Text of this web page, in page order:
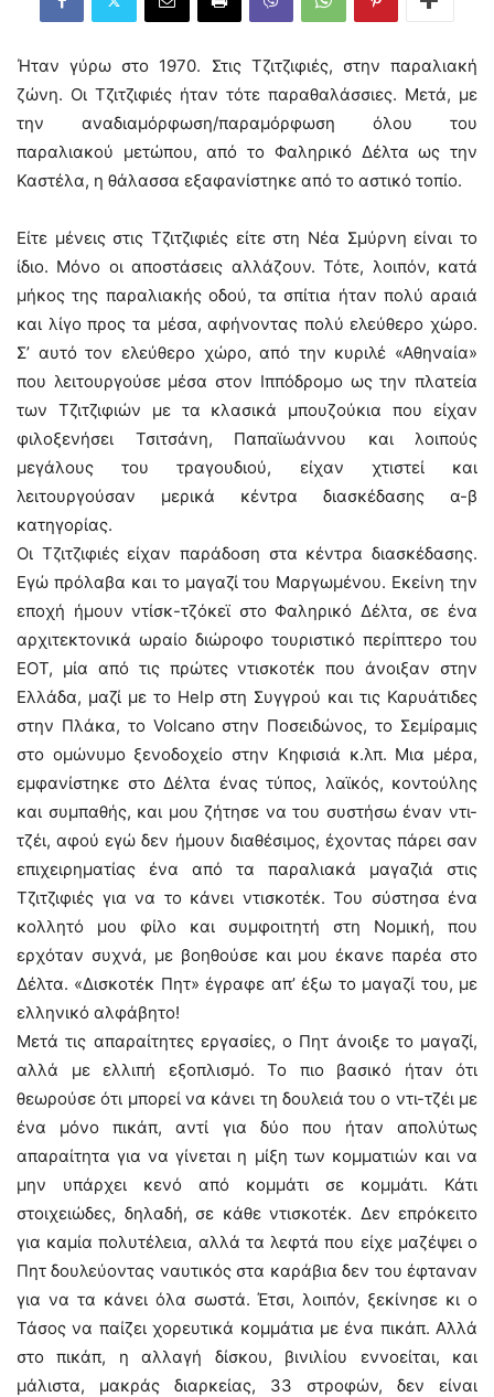
Ήταν γύρω στο 1970. Στις Τζιτζιφιές, στην παραλιακή
ζώνη. Οι Τζιτζιφιές ήταν τότε παραθαλάσσιες. Μετά, με
την αναδιαμόρφωση/παραμόρφωση όλου του
παραλιακού μετώπου, από το Φαληρικό Δέλτα ως την
Καστέλα, η θάλασσα εξαφανίστηκε από το αστικό τοπίο.
Είτε μένεις στις Τζιτζιφιές είτε στη Νέα Σμύρνη είναι το
ίδιο. Μόνο οι αποστάσεις αλλάζουν. Τότε, λοιπόν, κατά
μήκος της παραλιακής οδού, τα σπίτια ήταν πολύ αραιά
και λίγο προς τα μέσα, αφήνοντας πολύ ελεύθερο χώρο.
Σ’ αυτό τον ελεύθερο χώρο, από την κυριλέ «Αθηναία»
που λειτουργούσε μέσα στον Ιππόδρομο ως την πλατεία
των Τζιτζιφιών με τα κλασικά μπουζούκια που είχαν
φιλοξενήσει Τσιτσάνη, Παπαϊωάννου και λοιπούς
μεγάλους του τραγουδιού, είχαν χτιστεί και
λειτουργούσαν μερικά κέντρα διασκέδασης α-β
κατηγορίας.
Οι Τζιτζιφιές είχαν παράδοση στα κέντρα διασκέδασης.
Εγώ πρόλαβα και το μαγαζί του Μαργωμένου. Εκείνη την
εποχή ήμουν ντίσκ-τζόκεϊ στο Φαληρικό Δέλτα, σε ένα
αρχιτεκτονικά ωραίο διώροφο τουριστικό περίπτερο του
ΕΟΤ, μία από τις πρώτες ντισκοτέκ που άνοιξαν στην
Ελλάδα, μαζί με το Help στη Συγγρού και τις Καρυάτιδες
στην Πλάκα, το Volcano στην Ποσειδώνος, το Σεμίραμις
στο ομώνυμο ξενοδοχείο στην Κηφισιά κ.λπ. Μια μέρα,
εμφανίστηκε στο Δέλτα ένας τύπος, λαϊκός, κοντούλης
και συμπαθής, και μου ζήτησε να του συστήσω έναν ντι-
τζέι, αφού εγώ δεν ήμουν διαθέσιμος, έχοντας πάρει σαν
επιχειρηματίας ένα από τα παραλιακά μαγαζιά στις
Τζιτζιφιές για να το κάνει ντισκοτέκ. Του σύστησα ένα
κολλητό μου φίλο και συμφοιτητή στη Νομική, που
ερχόταν συχνά, με βοηθούσε και μου έκανε παρέα στο
Δέλτα. «Δισκοτέκ Πητ» έγραφε απ’ έξω το μαγαζί του, με
ελληνικό αλφάβητο!
Μετά τις απαραίτητες εργασίες, ο Πητ άνοιξε το μαγαζί,
αλλά με ελλιπή εξοπλισμό. Το πιο βασικό ήταν ότι
θεωρούσε ότι μπορεί να κάνει τη δουλειά του ο ντι-τζέι με
ένα μόνο πικάπ, αντί για δύο που ήταν απολύτως
απαραίτητα για να γίνεται η μίξη των κομματιών και να
μην υπάρχει κενό από κομμάτι σε κομμάτι. Κάτι
στοιχειώδες, δηλαδή, σε κάθε ντισκοτέκ. Δεν επρόκειτο
για καμία πολυτέλεια, αλλά τα λεφτά που είχε μαζέψει ο
Πητ δουλεύοντας ναυτικός στα καράβια δεν του έφταναν
για να τα κάνει όλα σωστά. Έτσι, λοιπόν, ξεκίνησε κι ο
Τάσος να παίζει χορευτικά κομμάτια με ένα πικάπ. Αλλά
στο πικάπ, η αλλαγή δίσκου, βινιλίου εννοείται, και
μάλιστα, μακράς διαρκείας, 33 στροφών, δεν είναι